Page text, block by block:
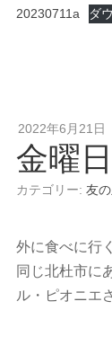
20230711a ダ
2022年6月21日
金曜
カテゴリー: 友
外に食べに行
同じ北杜市に
ル・ピオニエ